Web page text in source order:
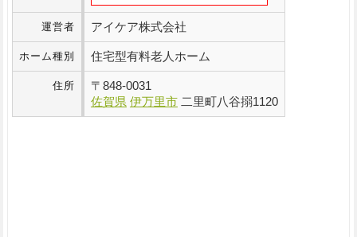
運営者 アイケア株式会社
ホーム種別 住宅型有料老人ホーム
住所 〒 848-0031
佐賀県 伊万里市 二里町八谷搦1120